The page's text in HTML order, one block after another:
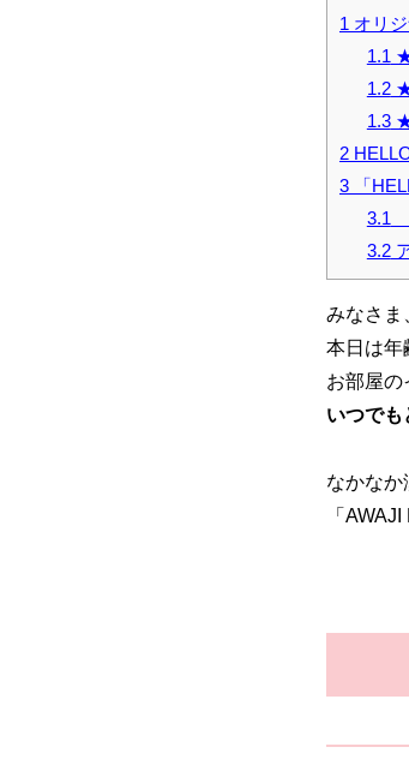
1 オリ
1.1
1.2★
1.3★
2
3 「
3.1
3.2
みなさま
本日は年
お部屋
いつでも
なかなか
「